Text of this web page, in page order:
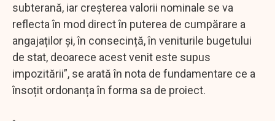
subterană, iar creșterea valorii nominale se va
reflecta în mod direct în puterea de cumpărare a
angajaților și, în consecință, în veniturile bugetului
de stat, deoarece acest venit este supus
impozitării”, se arată în nota de fundamentare ce a
însoțit ordonanța în forma sa de proiect.